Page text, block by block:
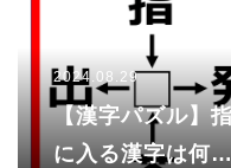
2024.08.29
【漢字パズル
に入る漢字は何